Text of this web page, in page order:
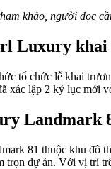
khảo, người đọc
Luxury
tổ chức lễ khai
xác lập 2 kỷ lục mới
Landmark
81 thuộc khu đô
trọn dự án. Với vị trí